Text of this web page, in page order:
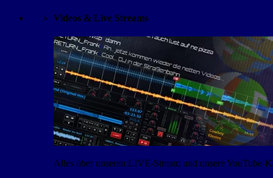
Videos & Live Streams
Alles über unseren LIVE-Stream und unsere YouTube-